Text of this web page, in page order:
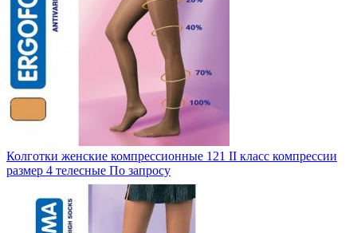
Колготки женские компрессионные 121 II класс компрессии
размер 4 телесные По запросу